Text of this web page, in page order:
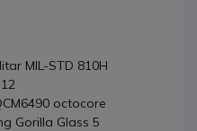
MIL-STD 810H
octocore
Gorilla Glass 5